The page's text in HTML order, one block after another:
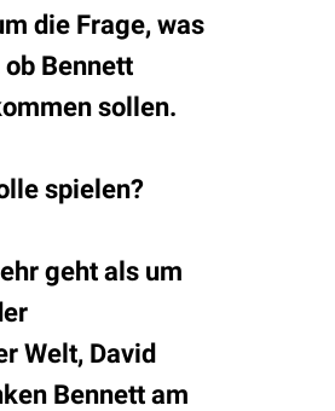
die Frage, was
Bennett
sollen.
spielen?
geht als um
Welt, David
Bennett am